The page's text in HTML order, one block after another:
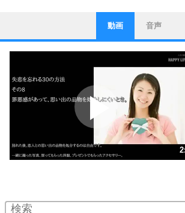
1
ストレス対策
他人と比べない。
いっそのこと、他人を見な
いらいらしない人になる30の方法
ポジティブになれない原因
ポジティブ思考になる30の方法
ストレス対策
人生、なんとかなるもの。
気楽に生きる30の方法
4 器の大きい人は、怒りを優
動画 音声
2.0倍速 （242KB 1分1秒）